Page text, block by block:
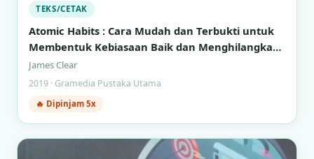
TEKS/CETAK
Atomic Habits : Cara Mudah dan Terbukti untuk
Membentuk Kebiasaan Baik dan Menghilangkan
Kebiasaan Buruk
James Clear
2019 · Gramedia Pustaka Utama
🔥 Dipinjam 5x